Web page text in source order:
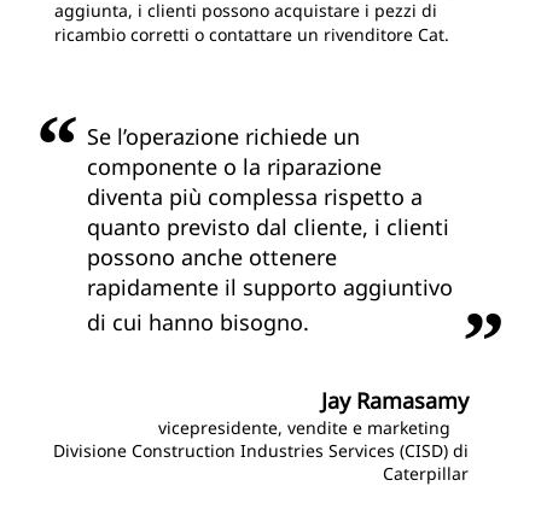
aggiunta, i clienti possono acquistare i pezzi di
ricambio corretti o contattare un rivenditore Cat.
Se l’operazione richiede un
componente o la riparazione
diventa più complessa rispetto a
quanto previsto dal cliente, i clienti
possono anche ottenere
rapidamente il supporto aggiuntivo
di cui hanno bisogno.
Jay Ramasamy
vicepresidente, vendite e marketing
Divisione Construction Industries Services (CISD) di
Caterpillar